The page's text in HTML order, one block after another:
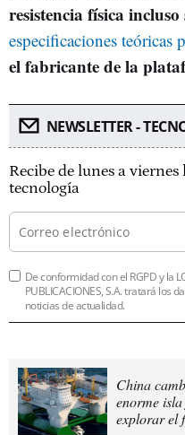
resistencia física
especificaciones teóricas
el fabricante de la
NEWSLETTER -
Recibe de lunes a
tecnología
De conformidad con el RGPD y la
PUBLICACIONES, S.A. tratará los
noticias de actualidad.
China
enorme
explorar el